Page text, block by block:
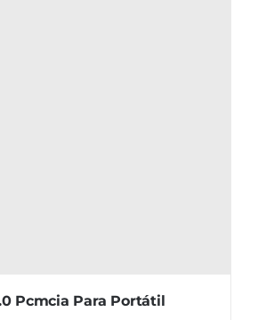
Pcmcia Para Portátil